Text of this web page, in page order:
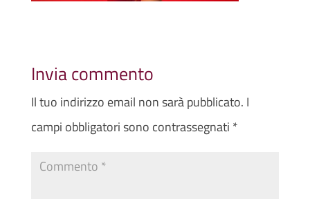
Invia commento
Il tuo indirizzo email non sarà pubblicato. I
campi obbligatori sono contrassegnati *